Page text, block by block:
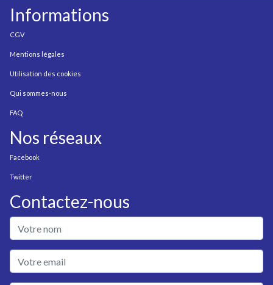
Informations
CGV
Mentions légales
Utilisation des cookies
Qui sommes-nous
FAQ
Nos réseaux
Facebook
Twitter
Contactez-nous